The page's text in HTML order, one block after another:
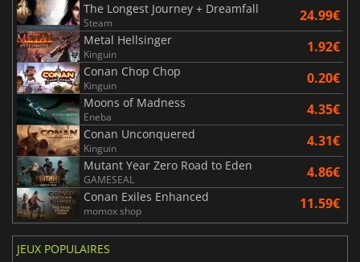
The Longest Journey + Dreamfall
Steam 24.99€
Metal Hellsinger
Kinguin 1.92€
Conan Chop Chop
Kinguin 0.20€
Moons of Madness
Eneba 4.35€
Conan Unconquered
Kinguin 4.31€
Mutant Year Zero Road to Eden
GAMESEAL 4.86€
Conan Exiles Enhanced
momox shop 11.59€
JEUX POPULAIRES